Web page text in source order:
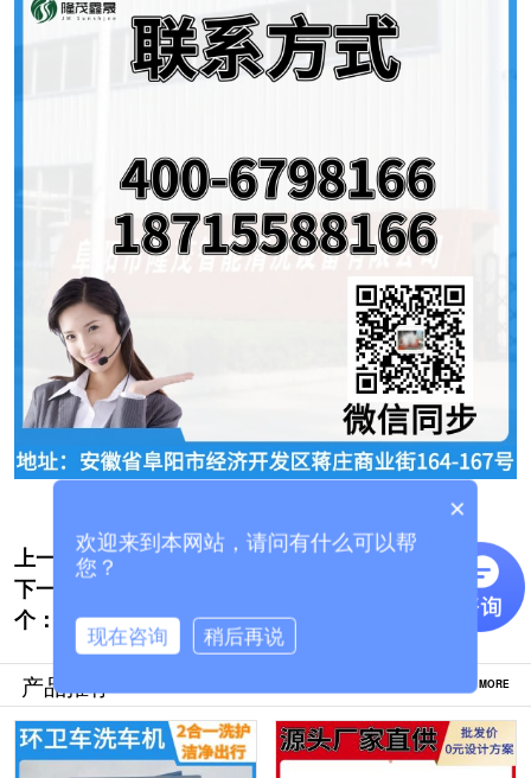
上一个: 广州搅拌站车辆洗车机-30S洁净出行[隆茂鑫
下一
个：
半挂大货车自动洗车机-厂家直供价钱实惠
[隆茂鑫晟]
产品推荐 MORE
×
欢迎来到本网站，请问有什么可以帮
您？
现在咨询 稍后再说